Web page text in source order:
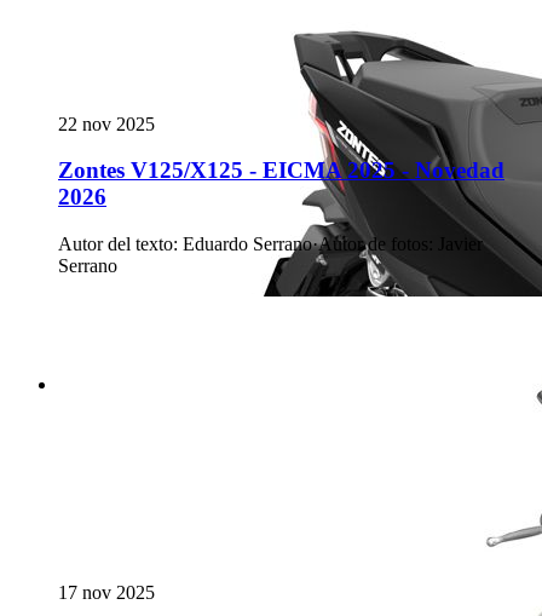
22 nov 2025
Zontes V125/X125 - EICMA 2025 - Novedad
2026
Autor del texto: Eduardo Serrano·Autor de fotos
Javier
Serrano
17 nov 2025